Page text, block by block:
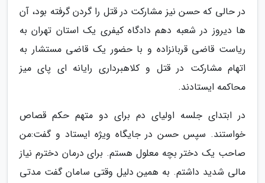
در حالی که حسن نیز مشارکت در قتل را گردن گرفته بود، آن
ها دیروز در شعبه دهم دادگاه کیفری یک استان تهران به
ریاست قاضی قربانزاده و با حضور یک قاضی مستشار به
اتهام مشارکت در قتل و کلاهبرداری رایانه ای پای میز
محاکمه ایستادند.
در ابتدای جلسه اولیای دم برای دو متهم حکم قصاص
خواستند. سپس حسن در جایگاه ویژه ایستاد و گفت:من
صاحب یک دختر بچه معلول هستم. برای درمان دخترم نیاز
مالی شدید داشتم. به همین دلیل وقتی سامان گفت مدتی